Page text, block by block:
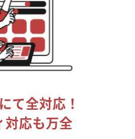
て全対応！
対応も万全